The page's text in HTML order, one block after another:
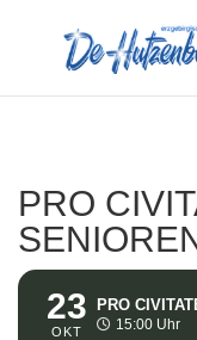
PRO
23
OKT
PRO
15:00 Uhr